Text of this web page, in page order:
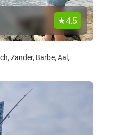
4.5
Zander, Barbe, Aal,